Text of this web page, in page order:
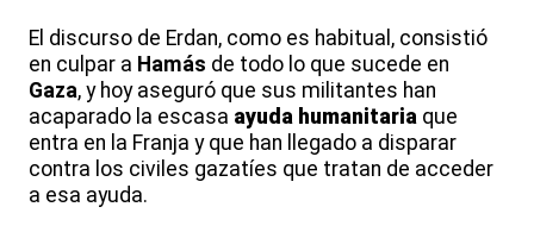
El discurso de Erdan, como es habitual, consistió
en culpar a Hamás de todo lo que sucede en
Gaza, y hoy aseguró que sus militantes han
acaparado la escasa ayuda humanitaria que
entra en la Franja y que han llegado a disparar
contra los civiles gazatíes que tratan de acceder
a esa ayuda.